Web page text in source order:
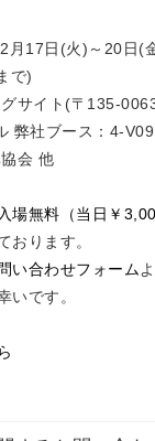
月17日(火)～20日(
で)
サイト(〒135-
弊社ブース：4-V09
会 他
場無料（当日￥
おります。
い合わせフォーム
いです。